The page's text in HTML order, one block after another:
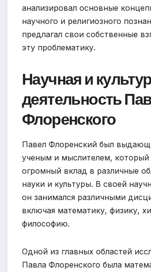
анализировал основные
научного и религиозного
предлагал свои собственные
эту проблематику.
Научная и
деятельность
Флоренского
Павел Флоренский был
ученым и мыслителем, который
огромный вклад в различные
науки и культуры. В своей
он занимался различными
включая математику, физику,
философию.
Одной из главных областей
Павла Флоренского была